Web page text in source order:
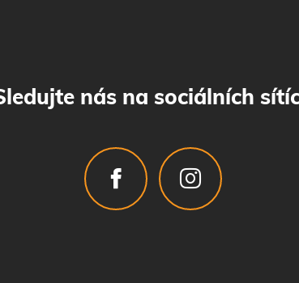
nás na sociálních